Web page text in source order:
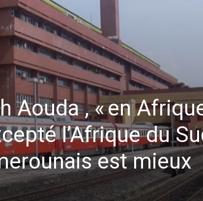
Aouda , « en
l’Afrique du
est mieux